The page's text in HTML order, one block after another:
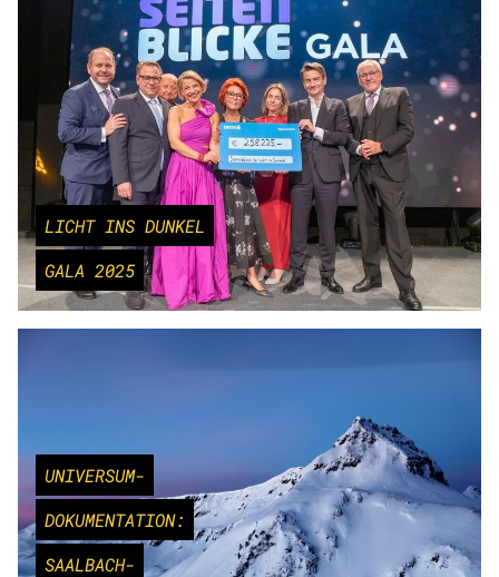
LICHT INS DUNKEL
GALA 2025
UNIVERSUM-
DOKUMENTATION:
SAALBACH-